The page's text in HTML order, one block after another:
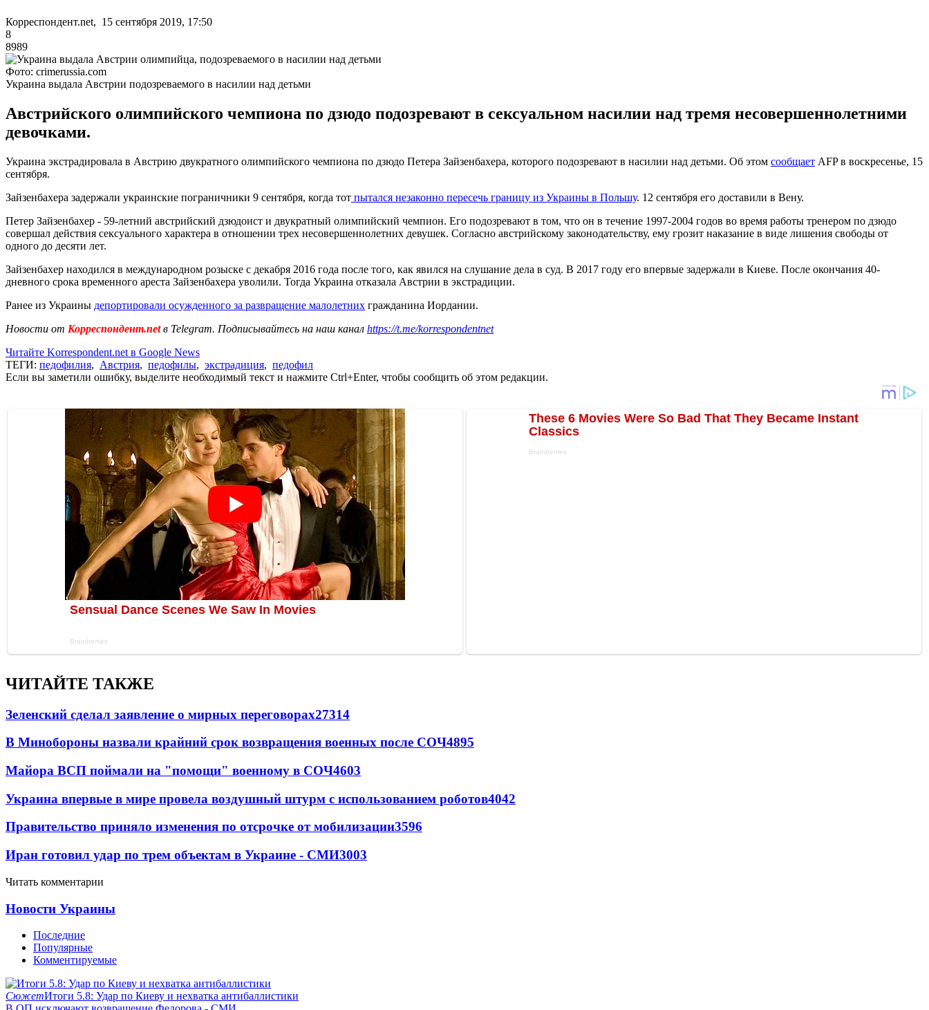
Корреспондент.net, 15 сентября 2019, 17:50
8
8989
Фото: crimerussia.com
Украина выдала Австрии подозреваемого в насилии над детьми
Австрийского олимпийского чемпиона по дзюдо подозревают в сексуальном насилии над тремя несовершеннолетними
девочками.
Украина экстрадировала в Австрию двукратного олимпийского чемпиона по дзюдо Петера Зайзенбахера, которого подозревают в насилии над детьми. Об этом сообщает AFP в воскресенье, 15
сентября.
Зайзенбахера задержали украинские пограничники 9 сентября, когда тот пытался незаконно пересечь границу из Украины в Польшу. 12 сентября его доставили в Вену.
Петер Зайзенбахер - 59-летний австрийский дзюдоист и двукратный олимпийский чемпион. Его подозревают в том, что он в течение 1997-2004 годов во время работы тренером по дзюдо
совершал действия сексуального характера в отношении трех несовершеннолетних девушек. Согласно австрийскому законодательству, ему грозит наказание в виде лишения свободы от
одного до десяти лет.
Зайзенбахер находился в международном розыске с декабря 2016 года после того, как явился на слушание дела в суд. В 2017 году его впервые задержали в Киеве. После окончания 40-
дневного срока временного ареста Зайзенбахера уволили. Тогда Украина отказала Австрии в экстрадиции.
Ранее из Украины депортировали осужденного за развращение малолетних гражданина Иордании.
Новости от Корреспондент.netв Telegram. Подписывайтесь на наш канал https://t.me/korrespondentnet
Читайте Korrespondent.net в Google News
ТЕГИ: педофилия, Австрия, педофилы, экстрадиция, педофил
Если вы заметили ошибку, выделите необходимый текст и нажмите Ctrl+Enter, чтобы сообщить об этом редакции.
ЧИТАЙТЕ ТАКЖЕ
Зеленский сделал заявление о мирных переговорах27314
В Минобороны назвали крайний срок возвращения военных после СОЧ4895
Майора ВСП поймали на "помощи" военному в СОЧ4603
Украина впервые в мире провела воздушный штурм с использованием роботов4042
Правительство приняло изменения по отсрочке от мобилизации3596
Иран готовил удар по трем объектам в Украине - СМИ3003
Читать комментарии
Новости Украины
Последние
Популярные
Комментируемые
СюжетИтоги 5.8: Удар по Киеву и нехватка антибаллистики